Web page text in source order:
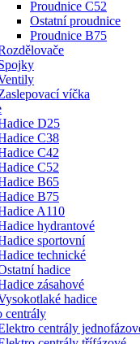
Proudnice C52
Ostatní proudnice
Proudnice B75
víčka
D25
C38
C42
C52
B65
B75
A110
hydrantové
sportovní
technické
hadice
zásahové
hadice
centrály
centrály